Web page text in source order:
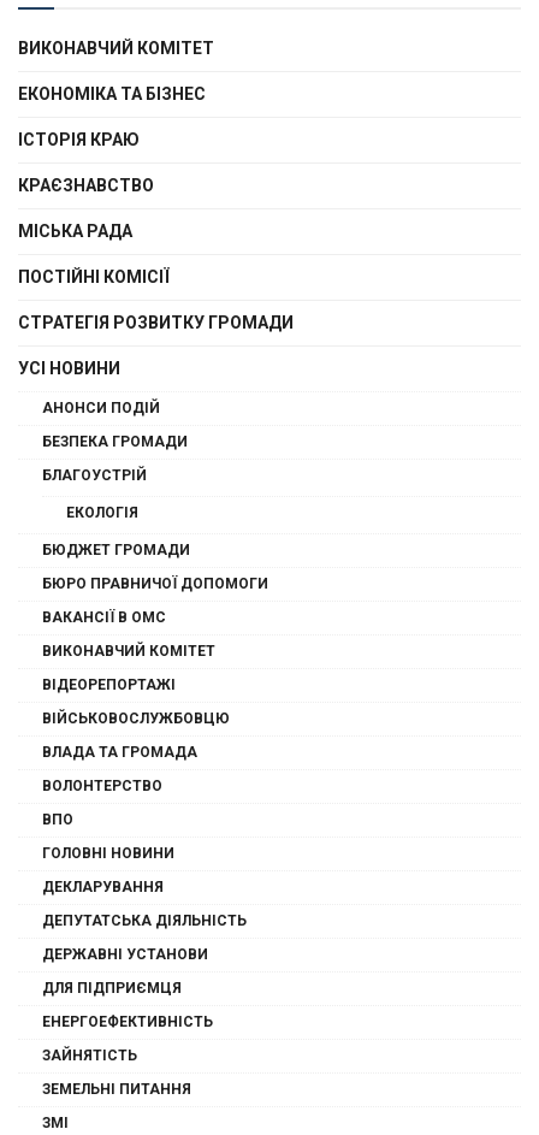
ВИКОНАВЧИЙ КОМІТЕТ
ЕКОНОМІКА ТА БІЗНЕС
ІСТОРІЯ КРАЮ
КРАЄЗНАВСТВО
МІСЬКА РАДА
ПОСТІЙНІ КОМІСІЇ
СТРАТЕГІЯ РОЗВИТКУ ГРОМАДИ
УСІ НОВИНИ
АНОНСИ ПОДІЙ
БЕЗПЕКА ГРОМАДИ
БЛАГОУСТРІЙ
ЕКОЛОГІЯ
БЮДЖЕТ ГРОМАДИ
БЮРО ПРАВНИЧОЇ ДОПОМОГИ
ВАКАНСІЇ В ОМС
ВИКОНАВЧИЙ КОМІТЕТ
ВІДЕОРЕПОРТАЖІ
ВІЙСЬКОВОСЛУЖБОВЦЮ
ВЛАДА ТА ГРОМАДА
ВОЛОНТЕРСТВО
ВПО
ГОЛОВНІ НОВИНИ
ДЕКЛАРУВАННЯ
ДЕПУТАТСЬКА ДІЯЛЬНІСТЬ
ДЕРЖАВНІ УСТАНОВИ
ДЛЯ ПІДПРИЄМЦЯ
ЕНЕРГОЕФЕКТИВНІСТЬ
ЗАЙНЯТІСТЬ
ЗЕМЕЛЬНІ ПИТАННЯ
ЗМІ